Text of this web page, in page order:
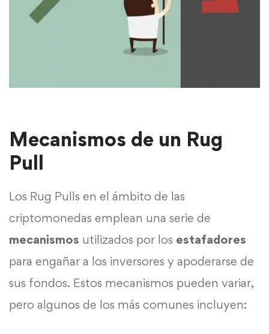
Mecanismos de un Rug
Pull
Los Rug Pulls en el ámbito de las
criptomonedas emplean una serie de
mecanismos utilizados por los estafadores
para engañar a los inversores y apoderarse de
sus fondos. Estos mecanismos pueden variar,
pero algunos de los más comunes incluyen: